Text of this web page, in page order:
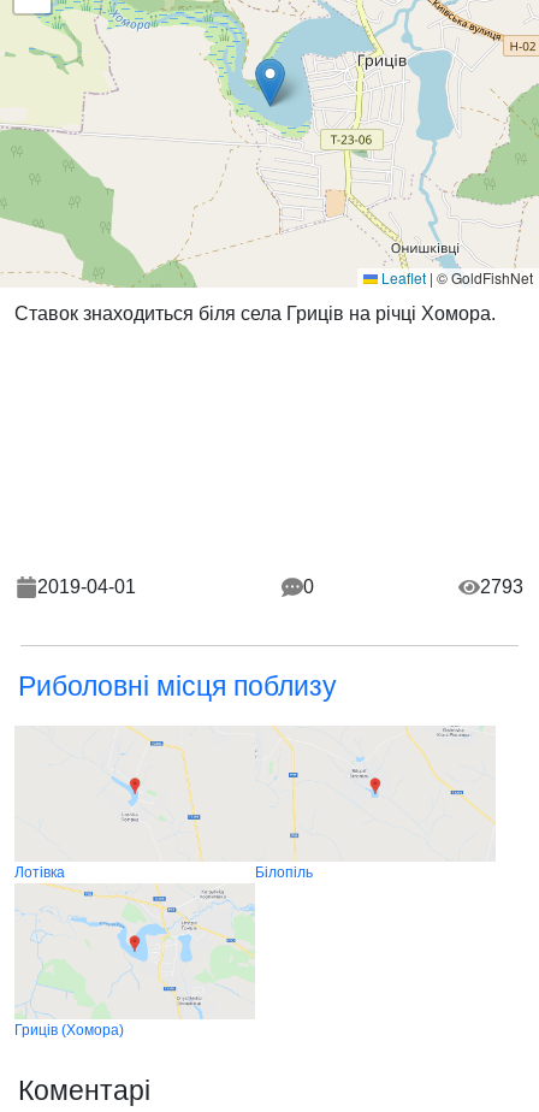
Leaflet | © GoldFishNet
Ставок знаходиться біля села Гриців на річці Хомора.
2019-04-01 0 2793
Риболовні місця поблизу
Лотівка Білопіль
Гриців (Хомора)
Коментарі